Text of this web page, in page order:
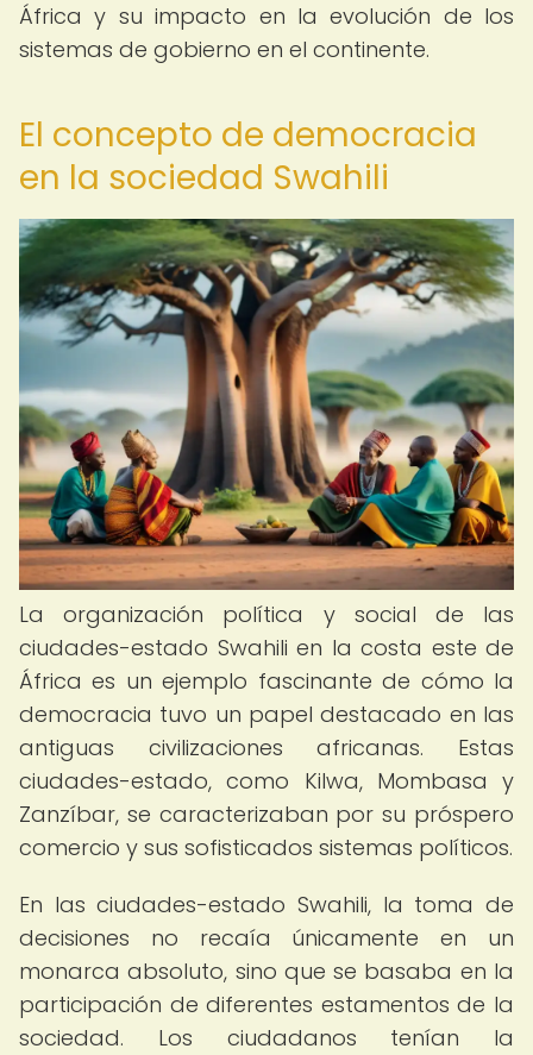
África y su impacto en la evolución de los
sistemas de gobierno en el continente.
El concepto de democracia
en la sociedad Swahili
La organización política y social de las
ciudades-estado Swahili en la costa este de
África es un ejemplo fascinante de cómo la
democracia tuvo un papel destacado en las
antiguas civilizaciones africanas. Estas
ciudades-estado, como Kilwa, Mombasa y
Zanzíbar, se caracterizaban por su próspero
comercio y sus sofisticados sistemas políticos.
En las ciudades-estado Swahili, la toma de
decisiones no recaía únicamente en un
monarca absoluto, sino que se basaba en la
participación de diferentes estamentos de la
sociedad. Los ciudadanos tenían la